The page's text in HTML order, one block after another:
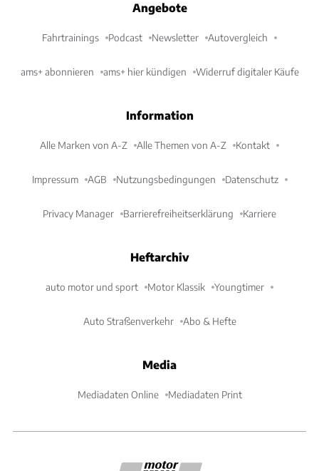
Angebote
Fahrtrainings Podcast Newsletter Autovergleich
ams+ abonnieren ams+ hier kündigen Widerruf digitaler Käufe
Information
Alle Marken von A-Z Alle Themen von A-Z Kontakt
Impressum AGB Nutzungsbedingungen Datenschutz
Privacy Manager Barrierefreiheitserklärung Karriere
Heftarchiv
auto motor und sport Motor Klassik Youngtimer
Auto Straßenverkehr Abo & Hefte
Media
Mediadaten Online Mediadaten Print